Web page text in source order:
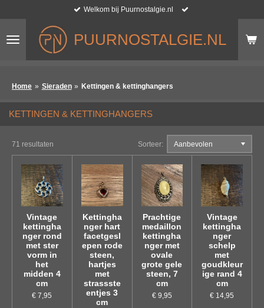
naar
hoofdinhoud
PUURNOSTALGIE.NL
Welkom bij Puurnostalgie.nl
Home » Sieraden » Kettingen & kettinghangers
KETTINGEN & KETTINGHANGERS
71 resultaten Sorteer:
Vintage
kettingha
nger rond
met ster
vorm in
het
midden 4
cm
€ 7,95
Kettingha
nger hart
facetgesl
epen rode
steen,
hartjes
met
strassste
entjes 3
cm
Prachtige
medaillon
kettingha
nger met
ovale
grote gele
steen, 7
cm
€ 9,95
Vintage
kettingha
nger
schelp
met
goudkleur
ige rand 4
cm
€ 14,95